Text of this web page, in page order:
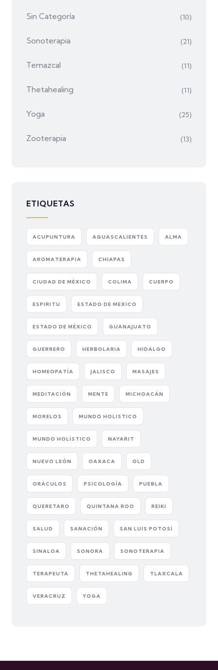
Sin Categoría (10)
Sonoterapia (21)
Temazcal (11)
Thetahealing (11)
Yoga (25)
Zooterapia (13)
ETIQUETAS
ACUPUNTURA AGUASCALIENTES ALMA
AROMATERAPIA CHIAPAS
CIUDAD DE MÉXICO COLIMA CUERPO
ESPIRITU ESTADO DE MEXICO
ESTADO DE MÉXICO GUANAJUATO
GUERRERO HERBOLARIA HIDALGO
HOMEOPATÍA JALISCO MASAJES
MEDITACIÓN MENTE MICHOACÁN
MORELOS MUNDO HOLISTICO
MUNDO HOLÍSTICO NAYARIT
NUEVO LEÓN OAXACA OLD
ORÁCULOS PSICOLOGÍA PUEBLA
QUERETARO QUINTANA ROO REIKI
SALUD SANACIÓN SAN LUIS POTOSÍ
SINALOA SONORA SONOTERAPIA
TERAPEUTA THETAHEALING TLAXCALA
VERACRUZ YOGA